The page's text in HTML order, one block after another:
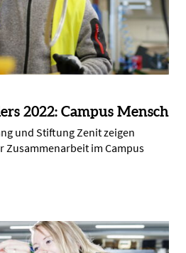
2022: Campus Mensch
und Stiftung Zenit zeigen
Zusammenarbeit im Campus